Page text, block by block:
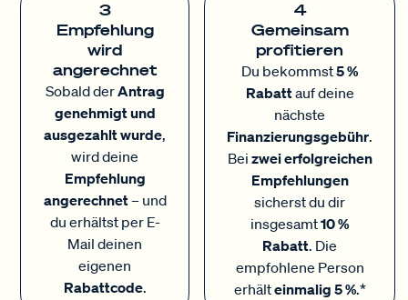
3
Empfehlung
wird
angerechnet
Sobald derAntrag
genehmigt und
ausgezahlt wurde,
wird deine
Empfehlung
angerechnet– und
du erhältst per E-
Mail deinen
eigenen
Rabattcode.
4
Gemeinsam
profitieren
Du bekommst5 %
Rabattauf deine
nächste
Finanzierungsgebühr.
Bei zwei erfolgreichen
Empfehlungen
sicherst du dir
insgesamt10 %
Rabatt. Die
empfohlene Person
erhälteinmalig 5 %.*